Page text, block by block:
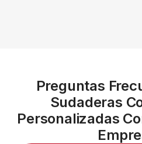
Preguntas
Sudaderas
Personalizadas